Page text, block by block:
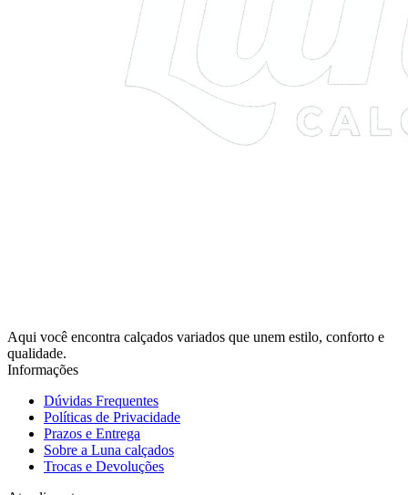
Aqui você encontra calçados variados que unem estilo, conforto e
qualidade.
Informações
Dúvidas Frequentes
Políticas de Privacidade
Prazos e Entrega
Sobre a Luna calçados
Trocas e Devoluções